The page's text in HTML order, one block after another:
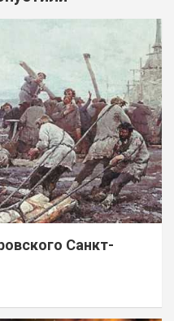
Санкт-